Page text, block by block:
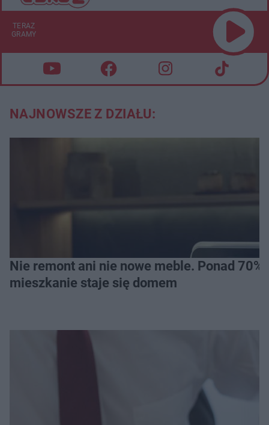
TERAZ
GRAMY
NAJNOWSZE Z DZIAŁU:
Nie remont ani nie nowe meble. Ponad
mieszkanie staje się domem